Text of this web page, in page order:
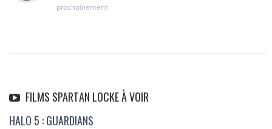
prochainement
FILMS SPARTAN LOCKE À VOIR
HALO 5 : GUARDIANS